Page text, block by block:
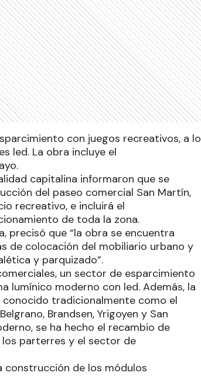
con juegos recreativos, a lo
led. La obra incluye el
capitalina informaron que se
del paseo comercial San Martín,
recreativo, e incluirá el
de toda la zona.
precisó que “la obra se encuentra
de colocación del mobiliario urbano y
y parquizado”.
un sector de esparcimiento
lumínico moderno con led. Además, la
tradicionalmente como el
Brandsen, Yrigoyen y San
se ha hecho el recambio de
los parterres y el sector de
construcción de los módulos